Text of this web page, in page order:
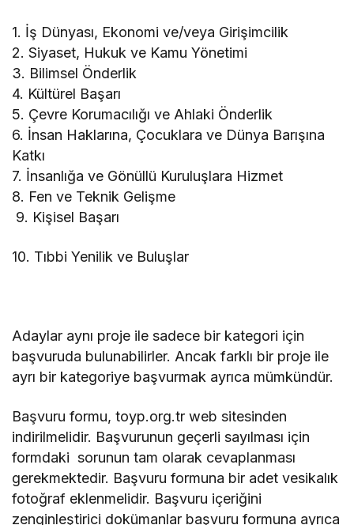
1. İş Dünyası, Ekonomi ve/veya Girişimcilik
2. Siyaset, Hukuk ve Kamu Yönetimi
3. Bilimsel Önderlik
4. Kültürel Başarı
5. Çevre Korumacılığı ve Ahlaki Önderlik
6. İnsan Haklarına, Çocuklara ve Dünya Barışına
Katkı
7. İnsanlığa ve Gönüllü Kuruluşlara Hizmet
8. Fen ve Teknik Gelişme
9. Kişisel Başarı
10. Tıbbi Yenilik ve Buluşlar
Adaylar aynı proje ile sadece bir kategori için
başvuruda bulunabilirler. Ancak farklı bir proje ile
ayrı bir kategoriye başvurmak ayrıca mümkündür.
Başvuru formu, toyp.org.tr web sitesinden
indirilmelidir. Başvurunun geçerli sayılması için
formdaki sorunun tam olarak cevaplanması
gerekmektedir. Başvuru formuna bir adet vesikalık
fotoğraf eklenmelidir. Başvuru içeriğini
zenginleştirici dokümanlar başvuru formuna ayrıca